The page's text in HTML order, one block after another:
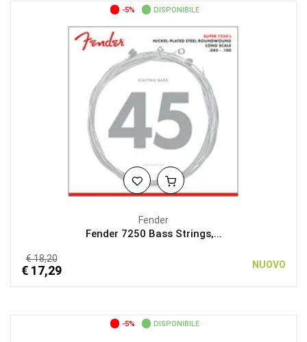
-5% DISPONIBILE
Fender
Fender 7250 Bass Strings,...
€ 18,20
€ 17,29 NUOVO
-5% DISPONIBILE